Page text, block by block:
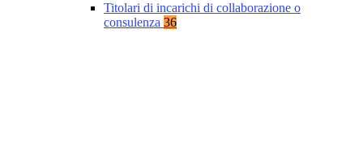
Titolari di incarichi di collaborazione o
consulenza 36